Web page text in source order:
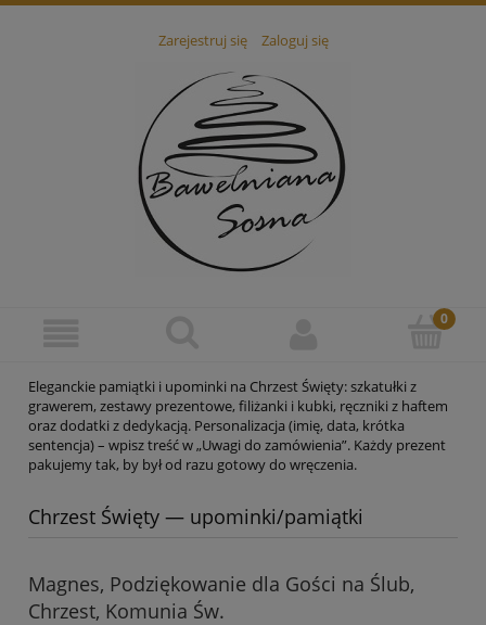
Zarejestruj się Zaloguj się
Eleganckie pamiątki i upominki na Chrzest Święty: szkatułki z
grawerem, zestawy prezentowe, filiżanki i kubki, ręczniki z haftem
oraz dodatki z dedykacją. Personalizacja (imię, data, krótka
sentencja) – wpisz treść w „Uwagi do zamówienia”. Każdy prezent
pakujemy tak, by był od razu gotowy do wręczenia.
Chrzest Święty — upominki/pamiątki
Magnes, Podziękowanie dla Gości na Ślub,
Chrzest, Komunia Św.